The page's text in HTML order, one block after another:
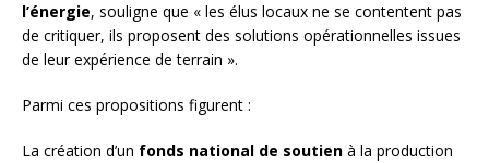
l’énergie, souligne que « les élus locaux ne se contentent pas
de critiquer, ils proposent des solutions opérationnelles issues
de leur expérience de terrain ».
Parmi ces propositions figurent :
La création d’un fonds national de soutien à la production